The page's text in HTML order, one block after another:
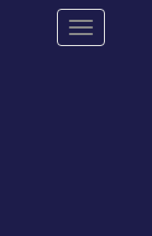
Menu